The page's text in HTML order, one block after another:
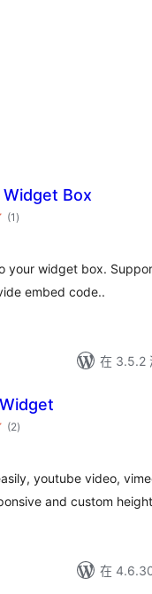
Box
(1 總
評)
your widget box.
embed code..
在 3.5.2
(2總
評)
youtube video,
and custom
在